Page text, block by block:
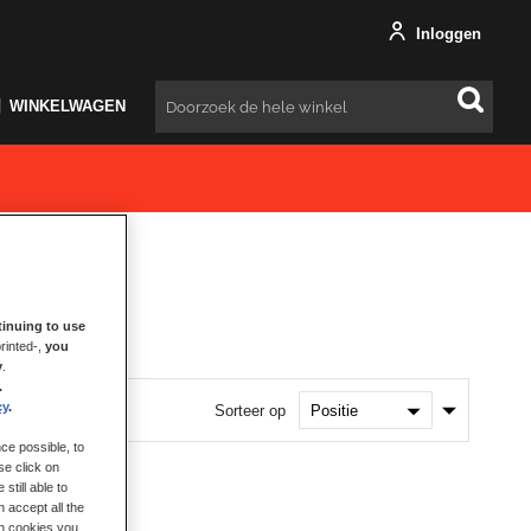
Inloggen
WINKELWAGEN Zoeken
Sorteer op
Van
naar
to use
, you
.
.
possible, to
click on
still able to
accept all the
cookies you